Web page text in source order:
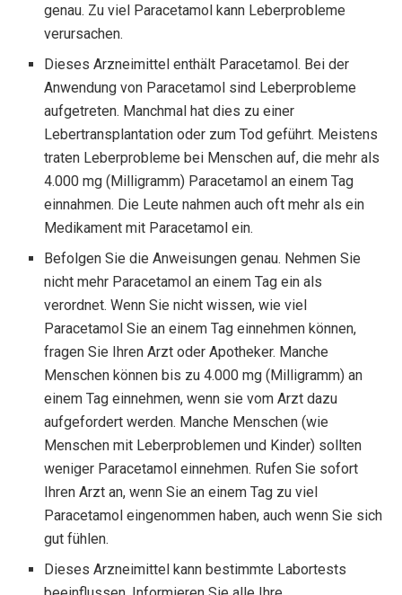
genau. Zu viel Paracetamol kann Leberprobleme
verursachen.
Dieses Arzneimittel enthält Paracetamol. Bei der
Anwendung von Paracetamol sind Leberprobleme
aufgetreten. Manchmal hat dies zu einer
Lebertransplantation oder zum Tod geführt. Meistens
traten Leberprobleme bei Menschen auf, die mehr als
4.000 mg (Milligramm) Paracetamol an einem Tag
einnahmen. Die Leute nahmen auch oft mehr als ein
Medikament mit Paracetamol ein.
Befolgen Sie die Anweisungen genau. Nehmen Sie
nicht mehr Paracetamol an einem Tag ein als
verordnet. Wenn Sie nicht wissen, wie viel
Paracetamol Sie an einem Tag einnehmen können,
fragen Sie Ihren Arzt oder Apotheker. Manche
Menschen können bis zu 4.000 mg (Milligramm) an
einem Tag einnehmen, wenn sie vom Arzt dazu
aufgefordert werden. Manche Menschen (wie
Menschen mit Leberproblemen und Kinder) sollten
weniger Paracetamol einnehmen. Rufen Sie sofort
Ihren Arzt an, wenn Sie an einem Tag zu viel
Paracetamol eingenommen haben, auch wenn Sie sich
gut fühlen.
Dieses Arzneimittel kann bestimmte Labortests